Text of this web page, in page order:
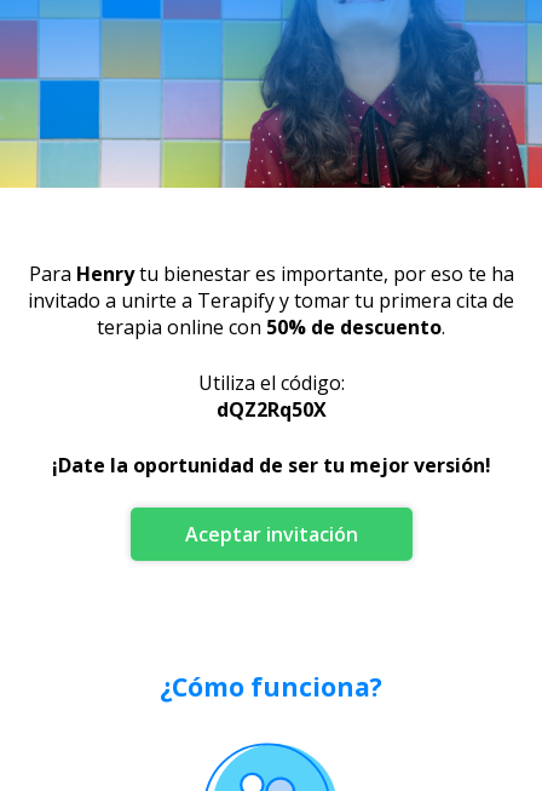
Para Henry tu bienestar es importante, por eso te ha
invitado a unirte a Terapify y tomar tu primera cita de
terapia online con 50% de descuento.
Utiliza el código:
dQZ2Rq50X
¡Date la oportunidad de ser tu mejor versión!
Aceptar invitación
¿Cómo funciona?